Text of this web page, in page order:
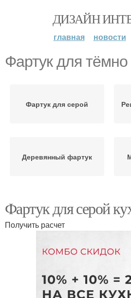
ДИЗАЙН
главная новости
Фартук для
Фартук для серой
Деревянный фартук
Кирпичный фартук
Фартук для серой
Получить расчет